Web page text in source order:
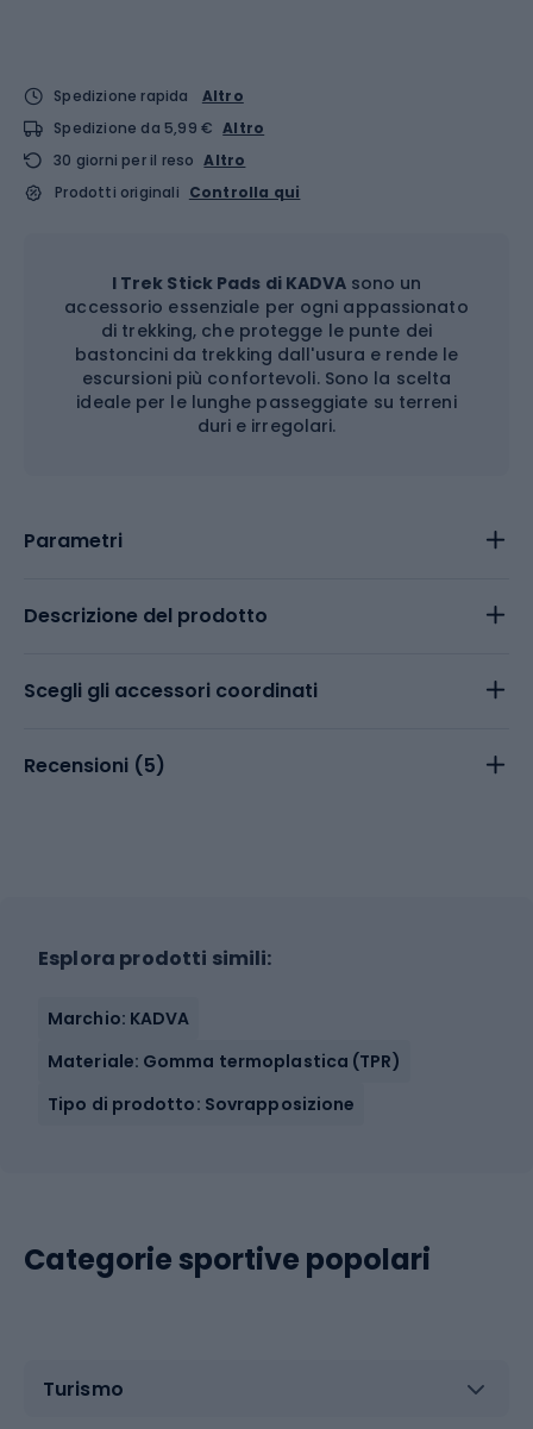
Spedizione rapida
Altro
Spedizione da 5,99 € Altro
30 giorni per il reso Altro
Prodotti originali Controlla qui
I Trek Stick Pads di KADVA sono un
accessorio essenziale per ogni appassionato
di trekking, che protegge le punte dei
bastoncini da trekking dall'usura e rende le
escursioni più confortevoli. Sono la scelta
ideale per le lunghe passeggiate su terreni
duri e irregolari.
Parametri
Descrizione del prodotto
Scegli gli accessori coordinati
Recensioni (5)
Esplora prodotti simili:
Marchio: KADVA
Materiale: Gomma termoplastica (TPR)
Tipo di prodotto: Sovrapposizione
Categorie sportive popolari
Turismo